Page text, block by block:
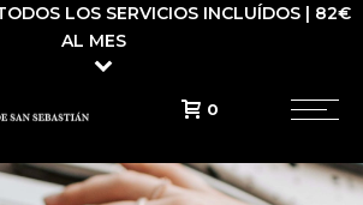
LOS SERVICIOS INCLUÍDOS | 82€
AL MES
0